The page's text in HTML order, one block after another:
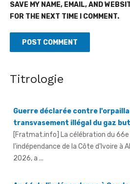
SAVE MY NAME, EMAIL, AND
FOR THE NEXT TIME I COMMENT.
Titrologie
[Fratmat.info] La célébration du 66e
l'indépendance de la Côte d'Ivoire à
2026, a ...